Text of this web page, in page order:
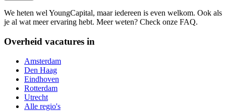
We heten wel YoungCapital, maar iedereen is even welkom. Ook als
je al wat meer ervaring hebt. Meer weten? Check onze FAQ.
Overheid vacatures in
Amsterdam
Den Haag
Eindhoven
Rotterdam
Utrecht
Alle regio's